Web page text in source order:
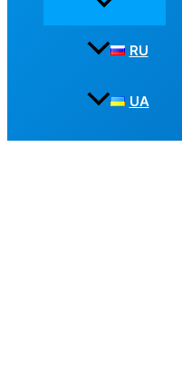
RU
UA